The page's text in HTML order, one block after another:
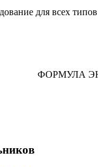
для всех
ФОРМУЛА